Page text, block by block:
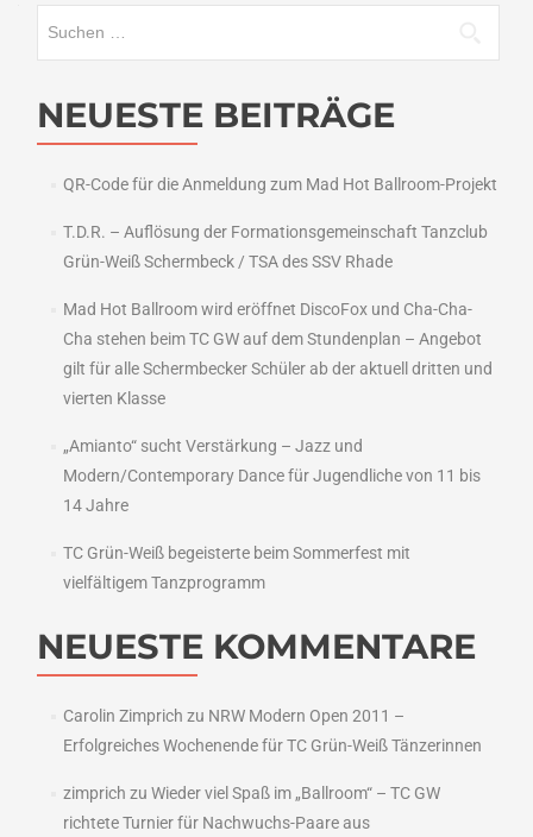
NEUESTE BEITRÄGE
QR-Code für die Anmeldung zum Mad Hot Ballroom-Projekt
T.D.R. – Auflösung der Formationsgemeinschaft Tanzclub
Grün-Weiß Schermbeck / TSA des SSV Rhade
Mad Hot Ballroom wird eröffnet DiscoFox und Cha-Cha-
Cha stehen beim TC GW auf dem Stundenplan – Angebot
gilt für alle Schermbecker Schüler ab der aktuell dritten und
vierten Klasse
„Amianto“ sucht Verstärkung – Jazz und
Modern/Contemporary Dance für Jugendliche von 11 bis
14 Jahre
TC Grün-Weiß begeisterte beim Sommerfest mit
vielfältigem Tanzprogramm
NEUESTE KOMMENTARE
Carolin Zimprich zu NRW Modern Open 2011 –
Erfolgreiches Wochenende für TC Grün-Weiß Tänzerinnen
zimprich zu Wieder viel Spaß im „Ballroom“ – TC GW
richtete Turnier für Nachwuchs-Paare aus